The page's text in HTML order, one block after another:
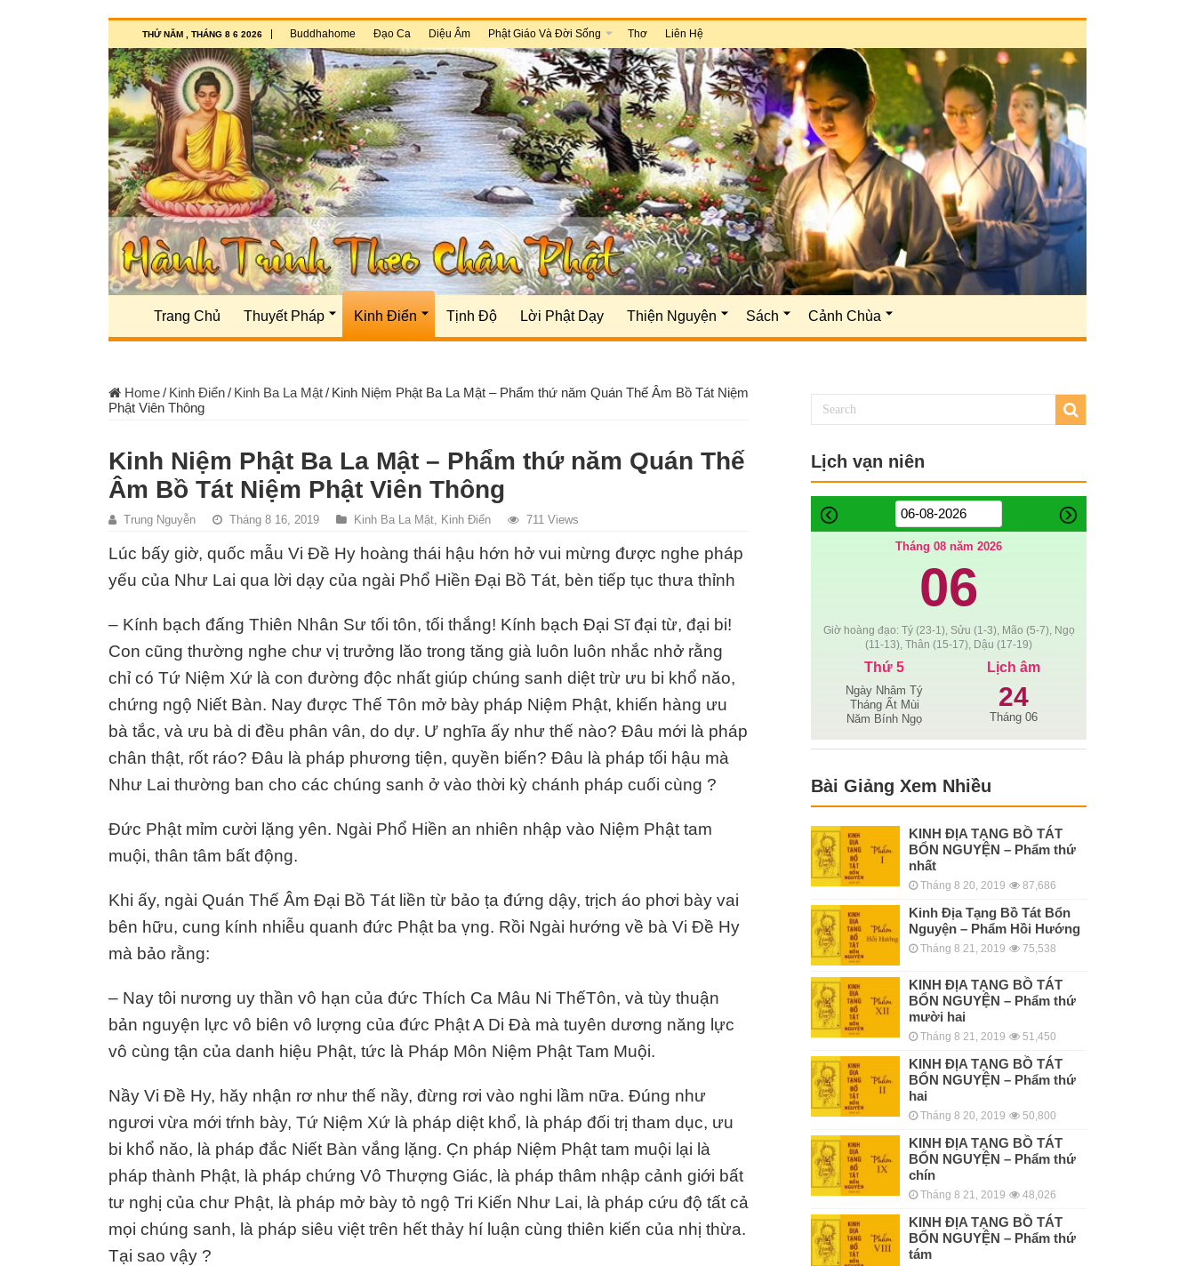
THỨ NĂM , THÁNG 8 6 2026 Buddhahome Đạo Ca Diệu Âm Phật Giáo Và Đời Sống Thơ Liên Hệ
Trang Chủ Thuyết Pháp Kinh Điển Tịnh Độ Lời Phật Dạy Thiện Nguyện Sách Cảnh Chùa
Home/ Kinh Điển/ Kinh Ba La Mật/ Kinh Niệm Phật Ba La Mật – Phẩm thứ năm Quán Thế Âm Bồ Tát Niệm
Phật Viên Thông
Kinh Niệm Phật Ba La Mật – Phẩm thứ năm Quán Thế
Âm Bồ Tát Niệm Phật Viên Thông
Trung Nguyễn Tháng 8 16, 2019 Kinh Ba La Mật Kinh Điển 711 Views
Lúc bấy giờ, quốc mẫu Vi Đề Hy hoàng thái hậu hớn hở vui mừng được nghe pháp
yếu của Như Lai qua lời dạy của ngài Phổ Hiền Đại Bồ Tát, bèn tiếp tục thưa thỉnh
– Kính bạch đấng Thiên Nhân Sư tối tôn, tối thắng! Kính bạch Đại Sĩ đại từ, đại bi!
Con cũng thường nghe chư vị trưởng lăo trong tăng già luôn luôn nhắc nhở rằng
chỉ có Tứ Niệm Xứ là con đường độc nhất giúp chúng sanh diệt trừ ưu bi khổ năo,
chứng ngộ Niết Bàn. Nay được Thế Tôn mở bày pháp Niệm Phật, khiến hàng ưu
bà tắc, và ưu bà di đều phân vân, do dự. Ư nghĩa ấy như thế nào? Đâu mới là pháp
chân thật, rốt ráo? Đâu là pháp phương tiện, quyền biến? Đâu là pháp tối hậu mà
Như Lai thường ban cho các chúng sanh ở vào thời kỳ chánh pháp cuối cùng ?
Đức Phật mỉm cười lặng yên. Ngài Phổ Hiền an nhiên nhập vào Niệm Phật tam
muội, thân tâm bất động.
Khi ấy, ngài Quán Thế Âm Đại Bồ Tát liền từ bảo ṭa đứng dậy, trịch áo phơi bày vai
bên hữu, cung kính nhiễu quanh đức Phật ba ṿng. Rồi Ngài hướng về bà Vi Đề Hy
mà bảo rằng:
– Nay tôi nương uy thần vô hạn của đức Thích Ca Mâu Ni ThếTôn, và tùy thuận
bản nguyện lực vô biên vô lượng của đức Phật A Di Đà mà tuyên dương năng lực
vô cùng tận của danh hiệu Phật, tức là Pháp Môn Niệm Phật Tam Muội.
Nầy Vi Đề Hy, hăy nhận rơ như thế nầy, đừng rơi vào nghi lầm nữa. Đúng như
ngươi vừa mới tŕnh bày, Tứ Niệm Xứ là pháp diệt khổ, là pháp đối trị tham dục, ưu
bi khổ năo, là pháp đắc Niết Bàn vắng lặng. C̣n pháp Niệm Phật tam muội lại là
pháp thành Phật, là pháp chứng Vô Thượng Giác, là pháp thâm nhập cảnh giới bất
tư nghị của chư Phật, là pháp mở bày tỏ ngộ Tri Kiến Như Lai, là pháp cứu độ tất cả
mọi chúng sanh, là pháp siêu việt trên hết thảy hí luận cùng thiên kiến của nhị thừa.
Tại sao vậy ?
Lịch vạn niên
Tháng 08 năm 2026
06
Giờ hoàng đạo: Tý (23-1), Sửu (1-3), Mão (5-7), Ngọ
(11-13), Thân (15-17), Dậu (17-19)
Thứ 5
Ngày Nhâm Tý
Tháng Ất Mùi
Năm Bính Ngọ
Lịch âm
24
Tháng 06
Bài Giảng Xem Nhiều
KINH ÐỊA TẠNG BỒ TÁT
BỔN NGUYỆN – Phẩm thứ
nhất
Tháng 8 20, 2019 87,686
Kinh Địa Tạng Bồ Tát Bổn
Nguyện – Phẩm Hồi Hướng
Tháng 8 21, 2019 75,538
KINH ÐỊA TẠNG BỒ TÁT
BỔN NGUYỆN – Phẩm thứ
mười hai
Tháng 8 21, 2019 51,450
KINH ÐỊA TẠNG BỒ TÁT
BỔN NGUYỆN – Phẩm thứ
hai
Tháng 8 20, 2019 50,800
KINH ÐỊA TẠNG BỒ TÁT
BỔN NGUYỆN – Phẩm thứ
chín
Tháng 8 21, 2019 48,026
KINH ÐỊA TẠNG BỒ TÁT
BỔN NGUYỆN – Phẩm thứ
tám